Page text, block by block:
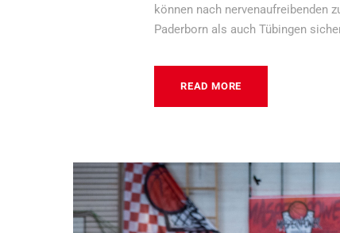
können nach nervenaufreibenden
Paderborn als auch Tübingen
READ MORE